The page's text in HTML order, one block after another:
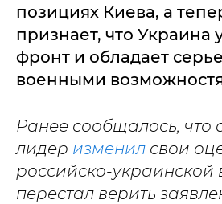
позициях Киева, а
признает, что Украина
фронт и обладает
военными
Ранее сообщалось, что
лидер изменил свои
российско-украинской
перестал верить